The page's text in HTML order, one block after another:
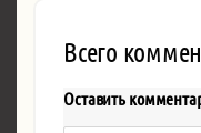
Всего
Оставить